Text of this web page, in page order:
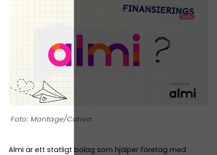
Montage/Canva
Almi är ett statligt bolag som hjälper företag med